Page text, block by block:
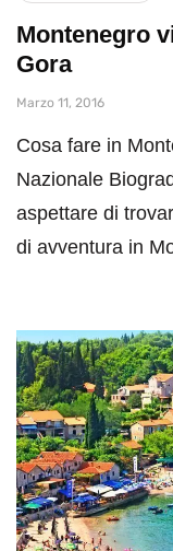
Montenegro
Gora
Marzo 11, 2016
Cosa fare in
Nazionale
aspettare di
di avventura in